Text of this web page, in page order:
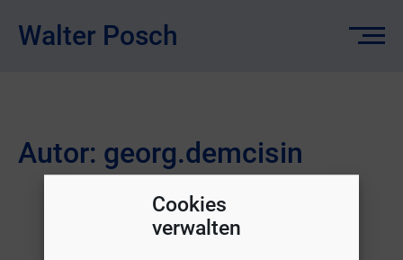
Cookies
verwalten
Walter Posch
Autor: georg.demcisin